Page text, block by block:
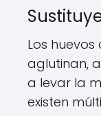
Los
aglutinan,
a levar la
existen